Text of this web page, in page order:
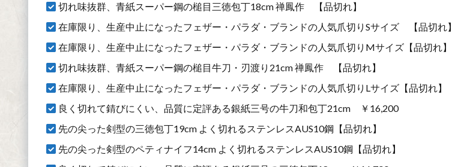
切れ味抜群、青紙スーパー鋼の槌目三徳包丁18cm 禅鳳作 【品切れ】
在庫限り、生産中止になったフェザー・パラダ・ブランドの人気爪切りSサイズ 【品切れ】
在庫限り、生産中止になったフェザー・パラダ・ブランドの人気爪切りMサイズ【品切れ】
切れ味抜群、青紙スーパー鋼の槌目牛刀・刃渡り21cm 禅鳳作 【品切れ】
在庫限り、生産中止になったフェザー・パラダ・ブランドの人気爪切りLサイズ【品切れ】
良く切れて錆びにくい、品質に定評ある銀紙三号の牛刀和包丁21cm ￥16,200
先の尖った剣型の三徳包丁19cm よく切れるステンレスAUS10鋼【品切れ】
先の尖った剣型のペティナイフ14cm よく切れるステンレスAUS10鋼【品切れ】